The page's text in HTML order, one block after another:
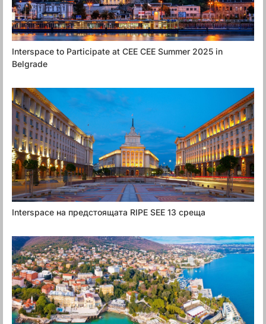
Interspace to Participate at CEE CEE Summer 2025 in
Belgrade
Interspace на предстоящата RIPE SEE 13 среща